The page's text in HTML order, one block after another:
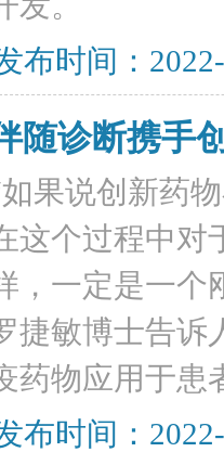
布时间：
随诊断携手
如果说创新药
这个过程中对
，一定是一个
捷敏博士告诉
药物应用于患
布时间：